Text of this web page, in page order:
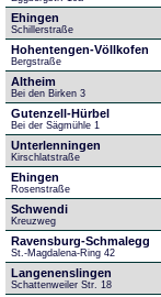
Ehingen
Schillerstraße
Hohentengen-Völlkofen
Bergstraße
Altheim
Bei den Birken 3
Gutenzell-Hürbel
Bei der Sägmühle 1
Unterlenningen
Kirschlatstraße
Ehingen
Rosenstraße
Schwendi
Kreuzweg
Ravensburg-Schmalegg
St.-Magdalena-Ring 42
Langenenslingen
Schattenweiler Str. 18